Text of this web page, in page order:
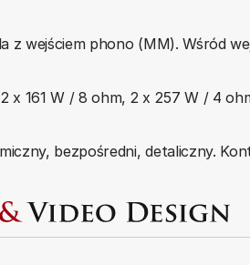
z wejściem phono (MM). Wśród
x 161 W / 8 ohm, 2 x 257 W / 4
bezpośredni, detaliczny.